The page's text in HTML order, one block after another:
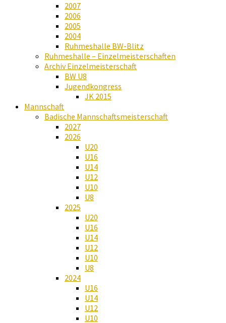
2007
2006
2005
2004
Ruhmeshalle BW-Blitz
Ruhmeshalle – Einzelmeisterschaften
Archiv Einzelmeisterschaft
BW U8
Jugendkongress
JK 2015
Mannschaft
Badische Mannschaftsmeisterschaft
2027
2026
U20
U16
U14
U12
U10
U8
2025
U20
U16
U14
U12
U10
U8
2024
U16
U14
U12
U10